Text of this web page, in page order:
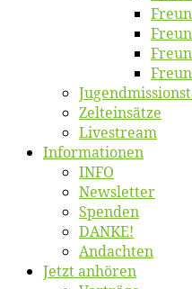
Zelt­ein­sät­ze
Live­stream
Informatio­nen
INFO
News­let­ter
Spen­den
DANKE!
An­dach­ten
Jetzt an­hö­ren